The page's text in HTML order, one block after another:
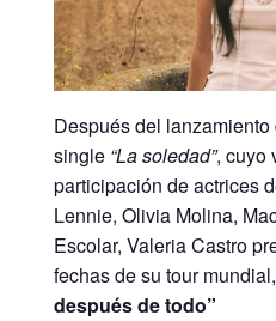
Después del
single “La soledad”, cuyo
participación de actrices
Lennie, Olivia Molina,
Escolar, Valeria Castro
fechas de su tour
después de todo”